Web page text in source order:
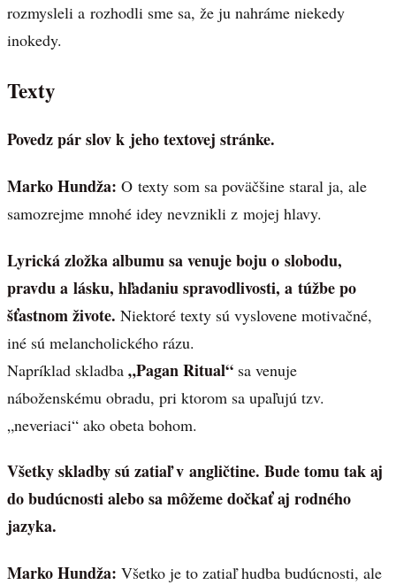
rozmysleli a rozhodli sme sa, že ju nahráme niekedy
inokedy.
Texty
Povedz pár slov k jeho textovej stránke.
Marko Hundža: O texty som sa poväčšine staral ja, ale
samozrejme mnohé idey nevznikli z mojej hlavy.
Lyrická zložka albumu sa venuje boju o slobodu,
pravdu a lásku, hľadaniu spravodlivosti, a túžbe po
šťastnom živote. Niektoré texty sú vyslovene motivačné,
iné sú melancholického rázu.
Napríklad skladba „Pagan Ritual“ sa venuje
náboženskému obradu, pri ktorom sa upaľujú tzv.
„neveriaci“ ako obeta bohom.
Všetky skladby sú zatiaľ v angličtine. Bude tomu tak aj
do budúcnosti alebo sa môžeme dočkať aj rodného
jazyka.
Marko Hundža: Všetko je to zatiaľ hudba budúcnosti, ale